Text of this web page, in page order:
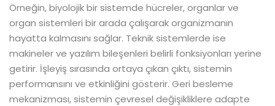
Örneğin, biyolojik bir sistemde hücreler, organlar ve
organ sistemleri bir arada çalışarak organizmanın
hayatta kalmasını sağlar. Teknik sistemlerde ise
makineler ve yazılım bileşenleri belirli fonksiyonları yerine
getirir. İşleyiş sırasında ortaya çıkan çıktı, sistemin
performansını ve etkinliğini gösterir. Geri besleme
mekanizması, sistemin çevresel değişikliklere adapte